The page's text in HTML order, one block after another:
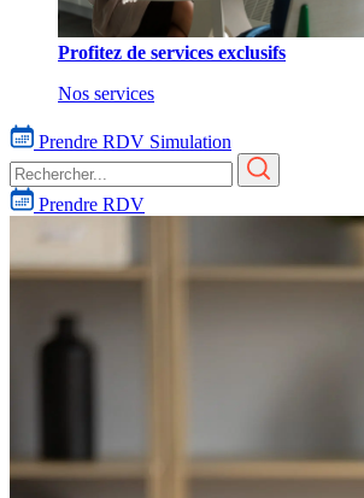
Profitez de services exclusifs
Nos services
Prendre RDV Simulation
Prendre RDV